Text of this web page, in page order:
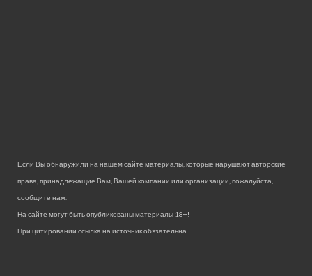
Если Вы обнаружили на нашем сайте материалы, которые нарушают авторские
права, принадлежащие Вам, Вашей компании или организации, пожалуйста,
сообщите нам.
На сайте могут быть опубликованы материалы 18+!
При цитировании ссылка на источник обязательна.